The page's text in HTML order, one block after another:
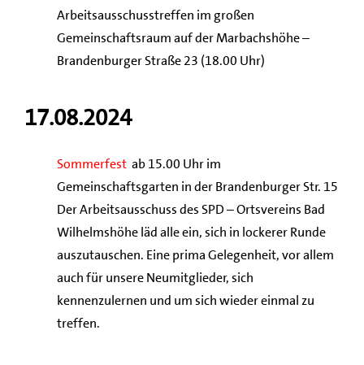
Arbeitsausschusstreffen im großen
Gemeinschaftsraum auf der Marbachshöhe –
Brandenburger Straße 23 (18.00 Uhr)
17.08.2024
Sommerfestab 15.00 Uhr im
Gemeinschaftsgarten in der Brandenburger Str. 15
Der Arbeitsausschuss des SPD – Ortsvereins Bad
Wilhelmshöhe läd alle ein, sich in lockerer Runde
auszutauschen. Eine prima Gelegenheit, vor allem
auch für unsere Neumitglieder, sich
kennenzulernen und um sich wieder einmal zu
treffen.